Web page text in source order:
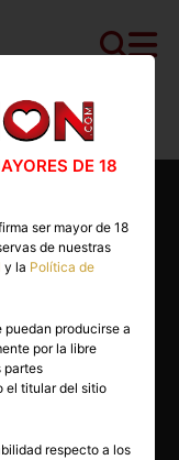
>Madrid capital
DE 18
ser mayor de 18
de nuestras
y la Política de
puedan producirse a
por la libre
partes
el titular del sitio
respecto a los